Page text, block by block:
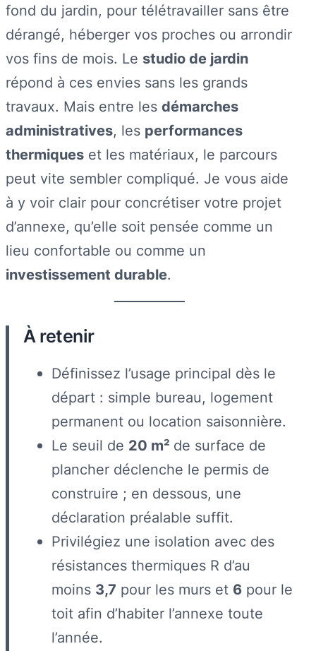
fond du jardin, pour télétravailler sans être
dérangé, héberger vos proches ou arrondir
vos fins de mois. Le studio de jardin
répond à ces envies sans les grands
travaux. Mais entre les démarches
administratives, les performances
thermiques et les matériaux, le parcours
peut vite sembler compliqué. Je vous aide
à y voir clair pour concrétiser votre projet
d’annexe, qu’elle soit pensée comme un
lieu confortable ou comme un
investissement durable.
À retenir
Définissez l’usage principal dès le
départ : simple bureau, logement
permanent ou location saisonnière.
Le seuil de 20 m² de surface de
plancher déclenche le permis de
construire ; en dessous, une
déclaration préalable suffit.
Privilégiez une isolation avec des
résistances thermiques R d’au
moins 3,7 pour les murs et 6 pour le
toit afin d’habiter l’annexe toute
l’année.